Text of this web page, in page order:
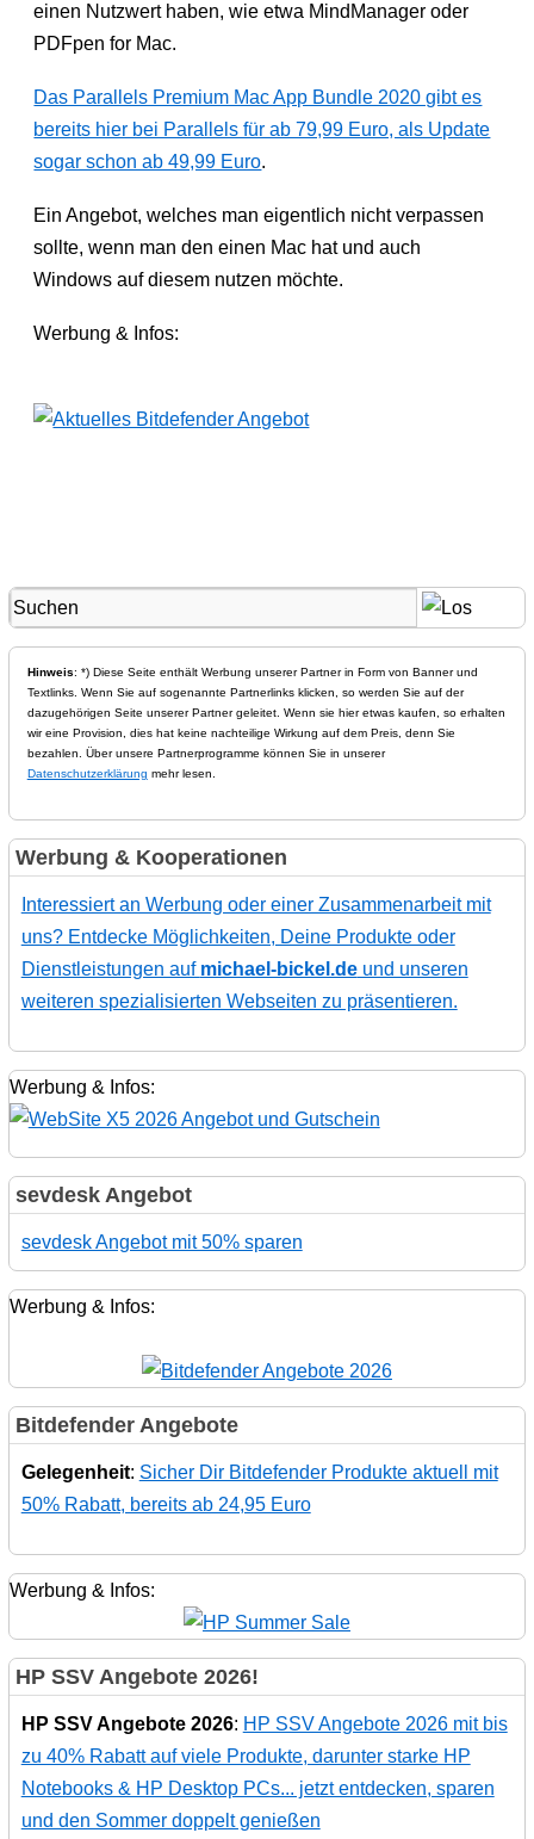
einen Nutzwert haben, wie etwa MindManager oder
PDFpen for Mac.
Das Parallels Premium Mac App Bundle 2020 gibt es
bereits hier bei Parallels für ab 79,99 Euro, als Update
sogar schon ab 49,99 Euro.
Ein Angebot, welches man eigentlich nicht verpassen
sollte, wenn man den einen Mac hat und auch
Windows auf diesem nutzen möchte.
Werbung & Infos:
Hinweis: *) Diese Seite enthält Werbung unserer Partner in Form von Banner und
Textlinks. Wenn Sie auf sogenannte Partnerlinks klicken, so werden Sie auf der
dazugehörigen Seite unserer Partner geleitet. Wenn sie hier etwas kaufen, so erhalten
wir eine Provision, dies hat keine nachteilige Wirkung auf dem Preis, denn Sie
bezahlen. Über unsere Partnerprogramme können Sie in unserer
Datenschutzerklärung mehr lesen.
Werbung & Kooperationen
Interessiert an Werbung oder einer Zusammenarbeit mit
uns? Entdecke Möglichkeiten, Deine Produkte oder
Dienstleistungen auf michael-bickel.deund unseren
weiteren spezialisierten Webseiten zu präsentieren.
Werbung & Infos:
sevdesk Angebot
sevdesk Angebot mit 50% sparen
Werbung & Infos:
Bitdefender Angebote
Gelegenheit: Sicher Dir Bitdefender Produkte aktuell mit
50% Rabatt, bereits ab 24,95 Euro
Werbung & Infos:
HP SSV Angebote 2026!
HP SSV Angebote 2026: HP SSV Angebote 2026 mit bis
zu 40% Rabatt auf viele Produkte, darunter starke HP
Notebooks & HP Desktop PCs... jetzt entdecken, sparen
und den Sommer doppelt genießen